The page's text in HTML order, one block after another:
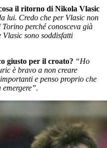
il ritorno di Nikola Vlasic
lui. Credo che per Vlasic non
perché conosceva già
Vlasic sono soddisfatti
giusto per il croato? “Ho
è bravo a non creare
e penso proprio che
emergere”.